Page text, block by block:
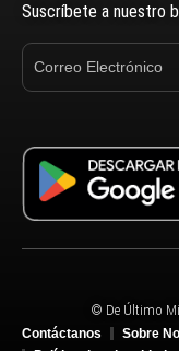
Suscríbete a nuestro
© De Último
Contáctanos
Sobre